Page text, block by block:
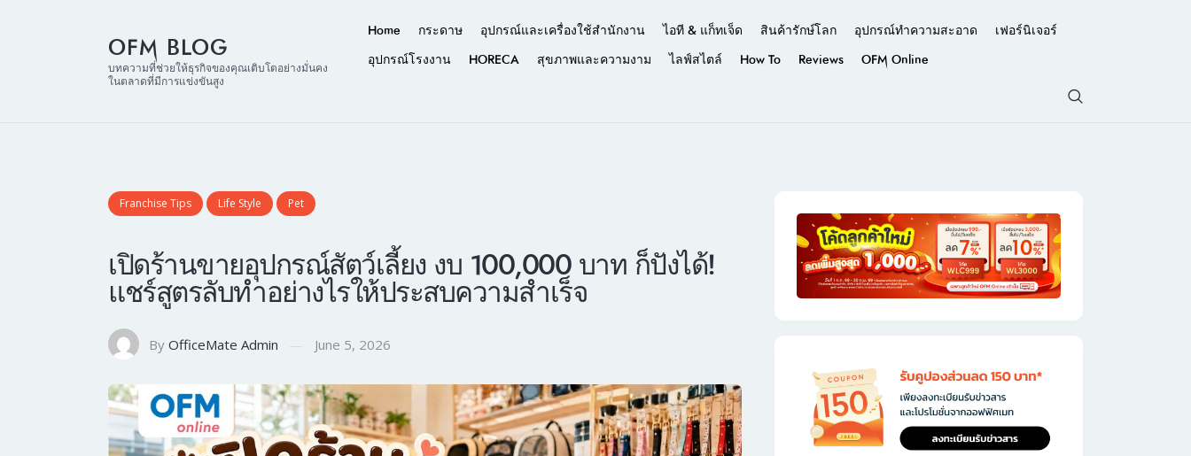
OFM BLOG
บทความที่ช่วยให้ธุรกิจของคุณเติบโตอย่างมั่นคง
ในตลาดที่มีการแข่งขันสูง
Home กระดาษ อุปกรณ์และเครื่องใช้สำนักงาน ไอที & แก็ทเจ็ด สินค้ารักษ์โลก อุปกรณ์ทำความสะอาด
เฟอร์นิเจอร์
อุปกรณ์โรงงาน
HORECA สุขภาพและความงาม ไลฟ์สไตล์ How To Reviews OFM Online
Franchise Tips Life Style Pet
เปิดร้านขายอุปกรณ์สัตว์เลี้ยง งบ 100,000 บาท ก็ปังได้!
แชร์สูตรลับทำอย่างไรให้ประสบความสำเร็จ
By OfficeMate Admin June 5, 2026